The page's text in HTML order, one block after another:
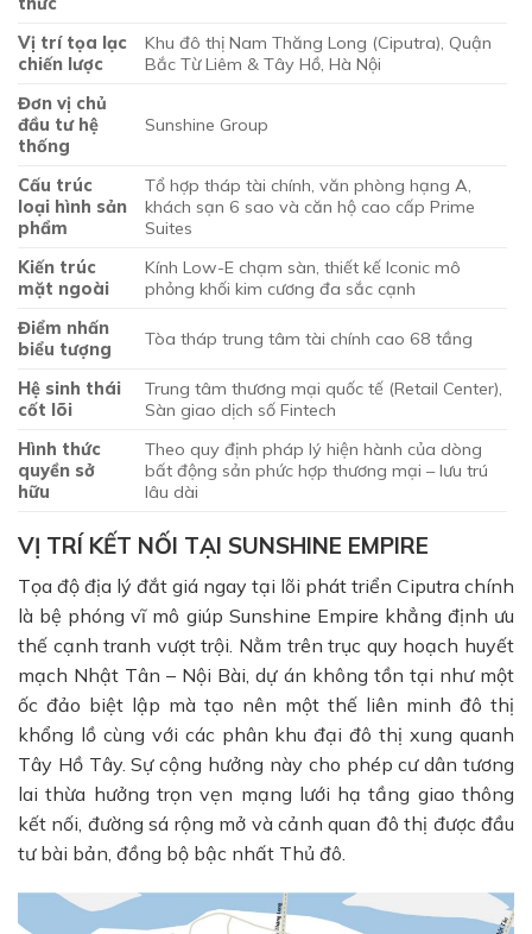
Vị trí tọa lạc
chiến lược
Khu đô thị Nam Thăng Long (Ciputra), Quận
Bắc Từ Liêm & Tây Hồ, Hà Nội
Đơn vị chủ
đầu tư hệ
thống
Sunshine Group
Cấu trúc
loại hình sản
phẩm
Tổ hợp tháp tài chính, văn phòng hạng A,
khách sạn 6 sao và căn hộ cao cấp Prime
Suites
Kiến trúc
mặt ngoài
Kính Low-E chạm sàn, thiết kế Iconic mô
phỏng khối kim cương đa sắc cạnh
Điểm nhấn
biểu tượng
Tòa tháp trung tâm tài chính cao 68 tầng
Hệ sinh thái
cốt lõi
Trung tâm thương mại quốc tế (Retail Center),
Sàn giao dịch số Fintech
Hình thức
quyền sở
hữu
Theo quy định pháp lý hiện hành của dòng
bất động sản phức hợp thương mại – lưu trú
lâu dài
VỊ TRÍ KẾT NỐI TẠI SUNSHINE EMPIRE
Tọa độ địa lý đắt giá ngay tại lõi phát triển Ciputra chính
là bệ phóng vĩ mô giúp Sunshine Empire khẳng định ưu
thế cạnh tranh vượt trội. Nằm trên trục quy hoạch huyết
mạch Nhật Tân – Nội Bài, dự án không tồn tại như một
ốc đảo biệt lập mà tạo nên một thế liên minh đô thị
khổng lồ cùng với các phân khu đại đô thị xung quanh
Tây Hồ Tây. Sự cộng hưởng này cho phép cư dân tương
lai thừa hưởng trọn vẹn mạng lưới hạ tầng giao thông
kết nối, đường sá rộng mở và cảnh quan đô thị được đầu
tư bài bản, đồng bộ bậc nhất Thủ đô.